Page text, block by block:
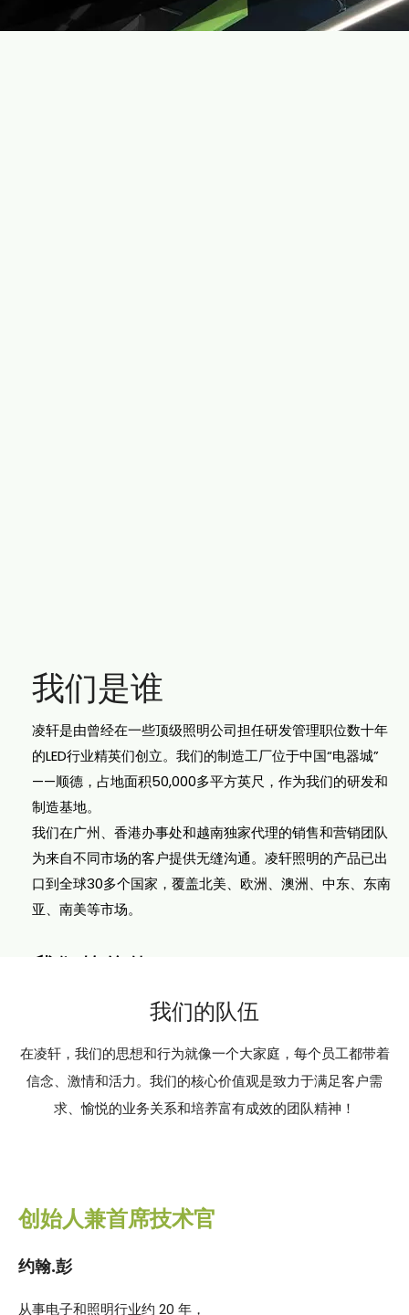
我们是谁
凌轩是由曾经在一些顶级照明公司担任研发管理职位数十年
的LED行业精英们创立。我们的制造工厂位于中国“电器城”
——顺德，占地面积50,000多平方英尺，作为我们的研发和
制造基地。
我们在广州、香港办事处和越南独家代理的销售和营销团队
为来自不同市场的客户提供无缝沟通。凌轩照明的产品已出
口到全球30多个国家，覆盖北美、欧洲、澳洲、中东、东南
亚、南美等市场。
我们的价值
我们总是说到做到。
我们制定了远大的发展计划，并吸引有抱负的人
才。
赋权：我们授予员工自主权，让他们能够有效完成工作。
以客户为中心：客户是我们存在的理由。
光没有界限，只有可能性！
我们的队伍
在凌轩，我们的思想和行为就像一个大家庭，每个员工都带着
信念、激情和活力。我们的核心价值观是致力于满足客户需
求、愉悦的业务关系和培养富有成效的团队精神！
创始人兼首席技术官
约翰.彭
从事电子和照明行业约 20 年，